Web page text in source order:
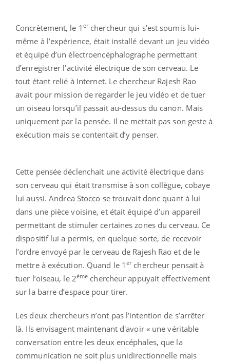
Concrètement, le 1 erchercheur qui s’est soumis lui-
même à l’expérience, était installé devant un jeu vidéo
et équipé d’un électroencéphalographe permettant
d’enregistrer l’activité électrique de son cerveau. Le
tout étant relié à Internet. Le chercheur Rajesh Rao
avait pour mission de regarder le jeu vidéo et de tuer
un oiseau lorsqu’il passait au-dessus du canon. Mais
uniquement par la pensée. Il ne mettait pas son geste à
exécution mais se contentait d’y penser.
Cette pensée déclenchait une activité électrique dans
son cerveau qui était transmise à son collègue, cobaye
lui aussi. Andrea Stocco se trouvait donc quant à lui
dans une pièce voisine, et était équipé d’un appareil
permettant de stimuler certaines zones du cerveau. Ce
dispositif lui a permis, en quelque sorte, de recevoir
l’ordre envoyé par le cerveau de Rajesh Rao et de le
mettre à exécution. Quand le 1erchercheur pensait à
tuer l’oiseau, le 2ème chercheur appuyait effectivement
sur la barre d’espace pour tirer.
Les deux chercheurs n’ont pas l’intention de s’arrêter
là. Ils envisagent maintenant d'avoir « une véritable
conversation entre les deux encéphales, que la
communication ne soit plus unidirectionnelle mais